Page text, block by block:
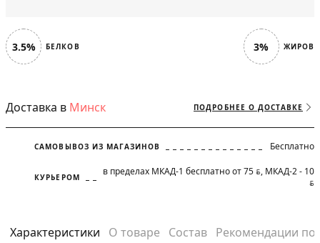
3.5% БЕЛКОВ 3% ЖИРОВ
Доставка в Минск ПОДРОБНЕЕ О ДОСТАВКЕ
САМОВЫВОЗ ИЗ МАГАЗИНОВ Бесплатно
КУРЬЕРОМ в пределах МКАД-1 бесплатно от 75 BYN, МКАД-2 - 10
BYN
Характеристики О товаре Состав Рекомендации